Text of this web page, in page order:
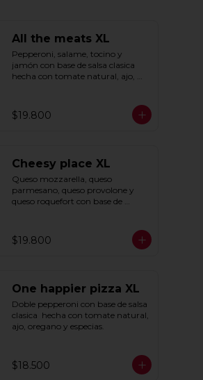
All the meats XL
Pepperoni, salame, tocino y
jamón con base de salsa clasica
hecha con tomate natural, ajo,
$19.800
Cheesy place XL
Queso mozzarella, queso
parmesano, queso provolone y
queso roquefort con base de
puerro.
$19.800
One happier pizza XL
Doble pepperoni con base de salsa
clasica  hecha con tomate natural,
ajo, oregano y especias.
$18.500